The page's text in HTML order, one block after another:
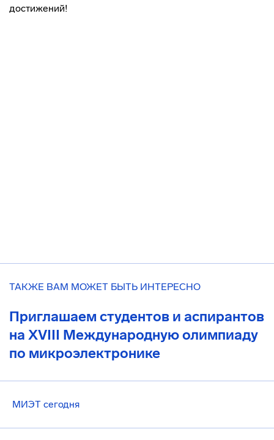
достижений!
ТАКЖЕ ВАМ МОЖЕТ БЫТЬ ИНТЕРЕСНО
Приглашаем студентов и аспирантов
на XVIII Международную олимпиаду
по микроэлектронике
МИЭТ сегодня